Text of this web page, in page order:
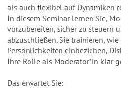
als auch flexibel auf Dynamiken
In diesem Seminar lernen Sie,
vorzubereiten, sicher zu steuern
abzuschließen. Sie trainieren,
Persönlichkeiten einbeziehen,
Ihre Rolle als Moderator*in klar
Das erwartet Sie: